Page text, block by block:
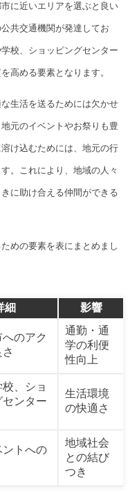
に近いエリアを選ぶと良い
共交通機関が発達してお
校、ショッピングセンター
高める要素となります。
生活を送るためには欠かせ
元のイベントやお祭りも豊
け込むためには、地元の行
。これにより、地域の人々
に助け合える仲間ができる
めの要素を表にまとめまし
細 影響
のアク
通勤・通
学の利便
性向上
、ショ
センター
生活環境
の快適さ
トへの
地域社会
との結び
つき